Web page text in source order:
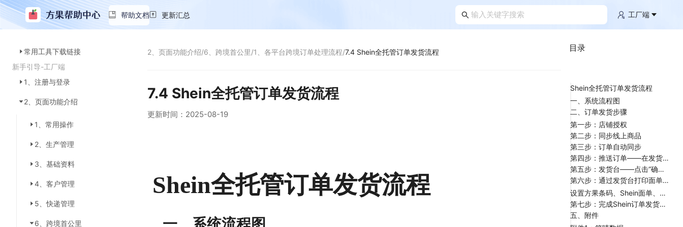
帮助文档 更新汇总 工厂端
常用工具下载链接
新手引导-工厂端
1、注册与登录
2、页面功能介绍
1、常用操作
2、生产管理
3、基础资料
4、客户管理
5、快递管理
6、跨境首公里
2、页面功能介绍/6、跨境首公里/1、各平台跨境订单处理流程/7.4 Shein全托管订单发货流程
7.4 Shein全托管订单发货流程
更新时间： 2025-08-19
Shein全托管订单发货流程
目录
Shein全托管订单发货流程
一、系统流程图
二、订单发货步骤
第一步：店铺授权
第二步：同步线上商品
第三步：订单自动同步
第四步：推送订单——在发货台查看“待发货”的订单
第五步：发货台——点击“确认发货”
第六步：通过发货台打印面单、打印商品条码，或者在扫描发货时边扫描边打印
设置方果条码、Shein面单、欧代出纸打印机如下
第七步：完成Shein订单发货流程
五、附件